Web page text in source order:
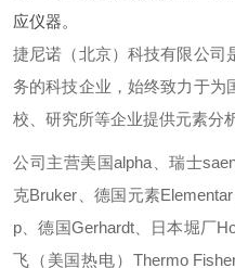
应仪器。
捷尼诺（北京）科技有限公司
务的科技企业，始终致力于为
校、研究所等企业提供元素分
公司主营美国alpha、瑞士
克Bruker、德国元素
p、德国Gerhardt、日本堀厂
飞（美国热电）Thermo